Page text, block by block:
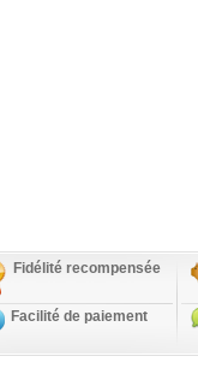
Fidélité recompensée
Facilité de paiement